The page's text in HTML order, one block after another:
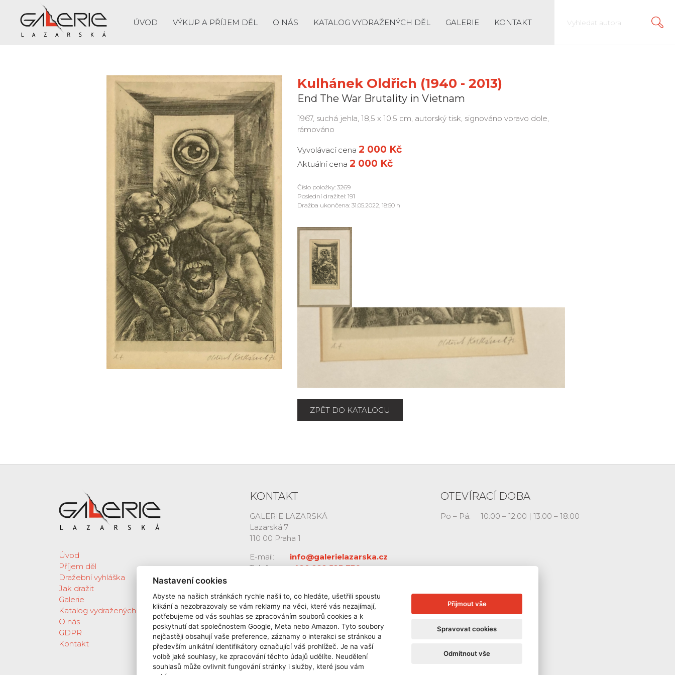
ÚVOD VÝKUP A PŘÍJEM DĚL O NÁS KATALOG VYDRAŽENÝCH DĚL GALERIE KONTAKT
Kulhánek Oldřich (1940 - 2013)
End The War Brutality in Vietnam
1967, suchá jehla, 18,5 x 10,5 cm, autorský tisk, signováno vpravo dole,
rámováno
Vyvolávací cena 2 000 Kč
Aktuální cena 2 000 Kč
Číslo položky: 3269
Poslední dražitel: 191
Dražba ukončena: 31.05.2022, 18:50 h
ZPĚT DO KATALOGU
Úvod
Příjem děl
Dražební vyhláška
Jak dražit
Galerie
Katalog vydražených děl
O nás
GDPR
Kontakt
KONTAKT
GALERIE LAZARSKÁ
Lazarská 7
110 00 Praha 1
E-mail:
info@galerielazarska.cz
Telefon:
+420 222 523 739
OTEVÍRACÍ DOBA
Po – Pá: 10:00 – 12:00 | 13:00 – 18:00
Nastavení cookies
Abyste na našich stránkách rychle našli to, co hledáte, ušetřili spoustu
klikání a nezobrazovaly se vám reklamy na věci, které vás nezajímají,
potřebujeme od vás souhlas se zpracováním souborů cookies a k
poskytnutí dat společnostem Google, Meta nebo Amazon. Tyto soubory
nejčastěji obsahují vaše preference, záznamy o interakci se stránkou a
především unikátní identifikátory označující váš prohlížeč. Je na vaší
volbě jaké souhlasy, ke zpracování těchto údajů udělíte. Neudělení
souhlasů může ovlivnit fungování stránky i služby, které jsou vám
Přijmout vše
Spravovat cookies
Odmítnout vše